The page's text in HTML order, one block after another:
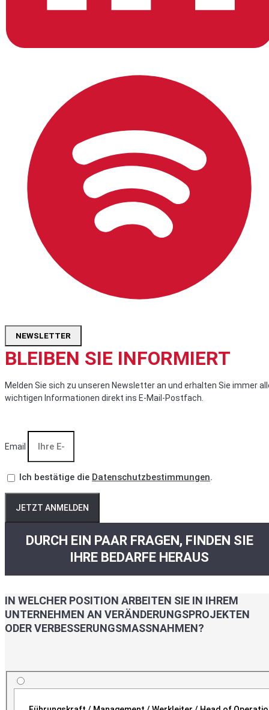
NEWSLETTER
BLEIBEN SIE INFORMIERT
Melden Sie sich zu unseren Newsletter an und erhalten Sie immer
wichtigen Informationen direkt ins E-Mail-Postfach.
Email
Ich bestätige die Datenschutzbestimmungen.
JETZT ANMELDEN
DURCH EIN PAAR FRAGEN, FINDEN SIE
IHRE BEDARFE HERAUS
IN WELCHER POSITION ARBEITEN SIE IN IHREM
UNTERNEHMEN AN VERÄNDERUNGSPROJEKTEN
ODER VERBESSERUNGSMASSNAHMEN?